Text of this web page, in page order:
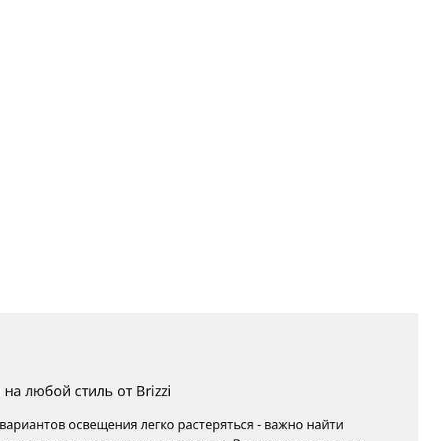
на любой стиль от Brizzi
освещения легко растеряться - важно найти